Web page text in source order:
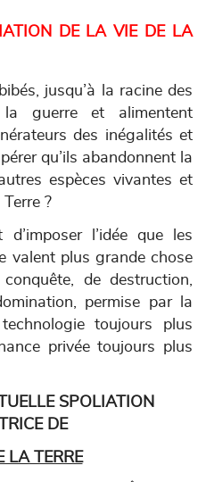
DE LA VIE DE LA
jusqu’à la racine des
guerre et alimentent
des inégalités et
qu’ils abandonnent la
espèces vivantes et
?
l’idée que les
valent plus grande chose
de destruction,
permise par la
toujours plus
privée toujours plus
SPOLIATION
DE
LA TERRE